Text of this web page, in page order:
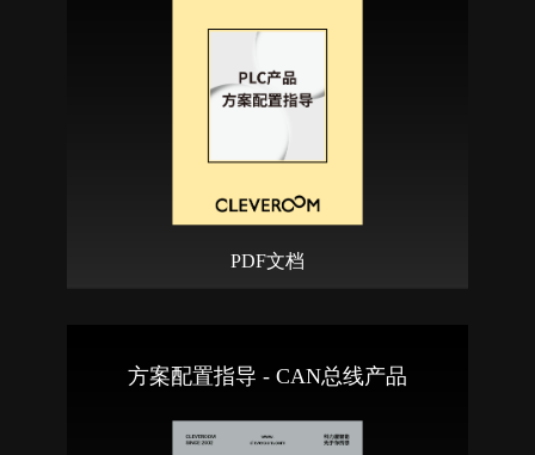
PDF文档
方案配置指导 - CAN总线产品